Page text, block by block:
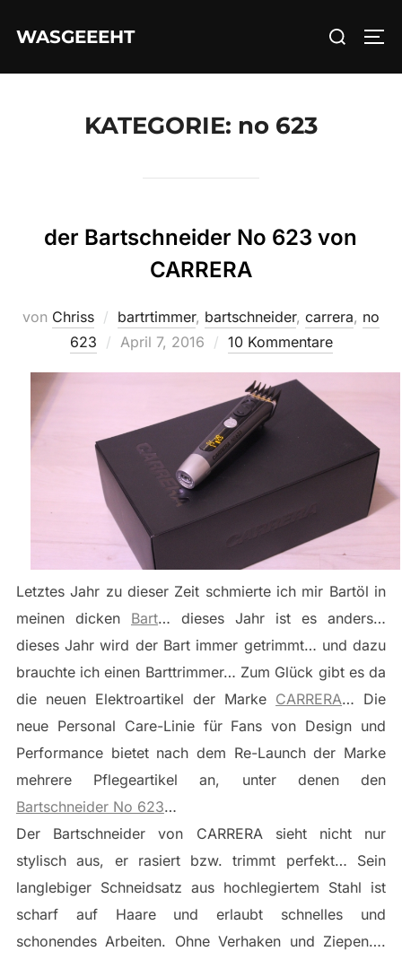
InhaltWASGEEEHT
Suchen
KATEGORIE: no 623
der Bartschneider No 623 von
CARRERA
von Chriss bartrtimmer, bartschneider, carrera, no
623
Veröffentlicht
April 7, 2016 10 Kommentare
Letztes Jahr zu dieser Zeit schmierte ich mir Bartöl in
meinen dicken Bart… dieses Jahr ist es anders…
dieses Jahr wird der Bart immer getrimmt… und dazu
brauchte ich einen Barttrimmer… Zum Glück gibt es da
die neuen Elektroartikel der Marke CARRERA… Die
neue Personal Care-Linie für Fans von Design und
Performance bietet nach dem Re-Launch der Marke
mehrere Pflegeartikel an, unter denen den
Bartschneider No 623…
Der Bartschneider von CARRERA sieht nicht nur
stylisch aus, er rasiert bzw. trimmt perfekt… Sein
langlebiger Schneidsatz aus hochlegiertem Stahl ist
scharf auf Haare und erlaubt schnelles und
schonendes Arbeiten. Ohne Verhaken und Ziepen….